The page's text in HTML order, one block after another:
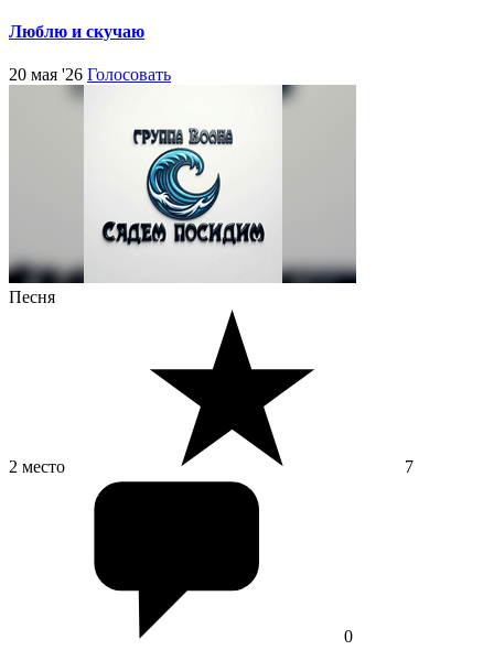
Люблю и скучаю
20 мая '26 Голосовать
Песня
2 место 7
0